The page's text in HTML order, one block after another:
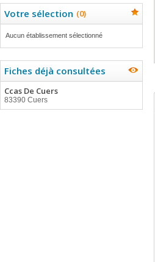
Votre sélection (0)
Aucun établissement sélectionné
Fiches déjà consultées
Ccas De Cuers
83390 Cuers